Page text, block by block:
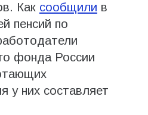
Как сообщили в
пенсий по
фонда России
у них составляет